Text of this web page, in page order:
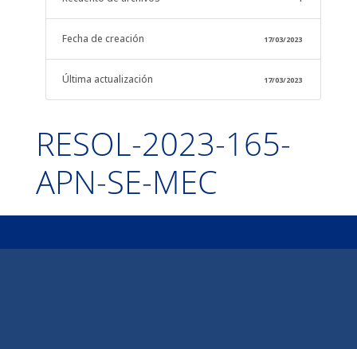
Fecha de creación 17/03/2023
Última actualización 17/03/2023
RESOL-2023-165-
APN-SE-MEC